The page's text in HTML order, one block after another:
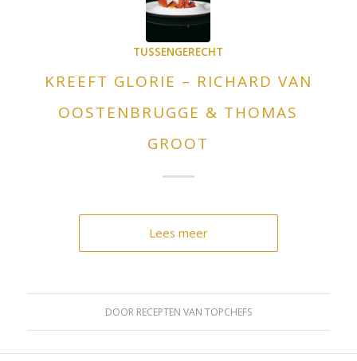
TUSSENGERECHT
KREEFT GLORIE – RICHARD VAN
OOSTENBRUGGE & THOMAS
GROOT
Lees meer
DOOR RECEPTEN VAN TOPCHEFS